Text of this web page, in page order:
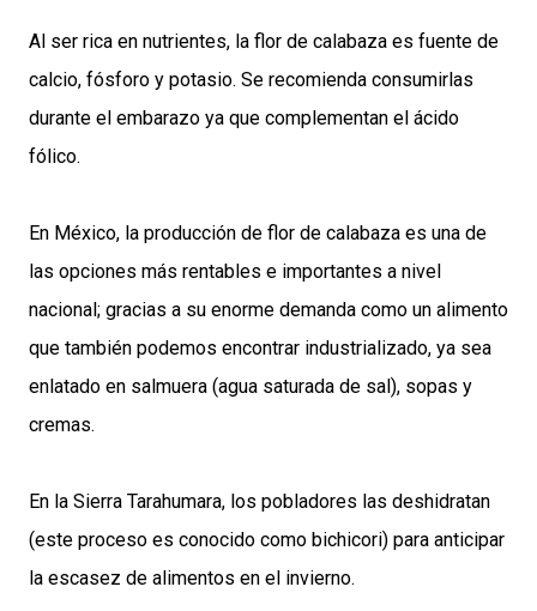
Al ser rica en nutrientes, la flor de calabaza es fuente de
calcio, fósforo y potasio. Se recomienda consumirlas
durante el embarazo ya que complementan el ácido
fólico.
En México, la producción de flor de calabaza es una de
las opciones más rentables e importantes a nivel
nacional; gracias a su enorme demanda como un alimento
que también podemos encontrar industrializado, ya sea
enlatado en salmuera (agua saturada de sal), sopas y
cremas.
En la Sierra Tarahumara, los pobladores las deshidratan
(este proceso es conocido como bichicori) para anticipar
la escasez de alimentos en el invierno.